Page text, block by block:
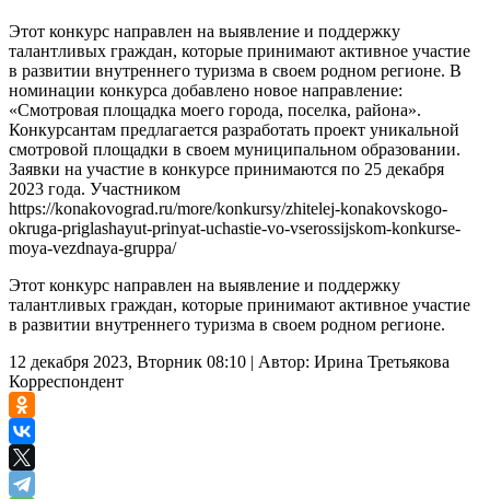
Этот конкурс направлен на выявление и поддержку
талантливых граждан, которые принимают активное участие
в развитии внутреннего туризма в своем родном регионе. В
номинации конкурса добавлено новое направление:
«Смотровая площадка моего города, поселка, района».
Конкурсантам предлагается разработать проект уникальной
смотровой площадки в своем муниципальном образовании.
Заявки на участие в конкурсе принимаются по 25 декабря
2023 года. Участником
https://konakovograd.ru/more/konkursy/zhitelej-konakovskogo-
okruga-priglashayut-prinyat-uchastie-vo-vserossijskom-konkurse-
moya-vezdnaya-gruppa/
Этот конкурс направлен на выявление и поддержку
талантливых граждан, которые принимают активное участие
в развитии внутреннего туризма в своем родном регионе.
12 декабря 2023, Вторник 08:10 | Автор: Ирина Третьякова
Корреспондент